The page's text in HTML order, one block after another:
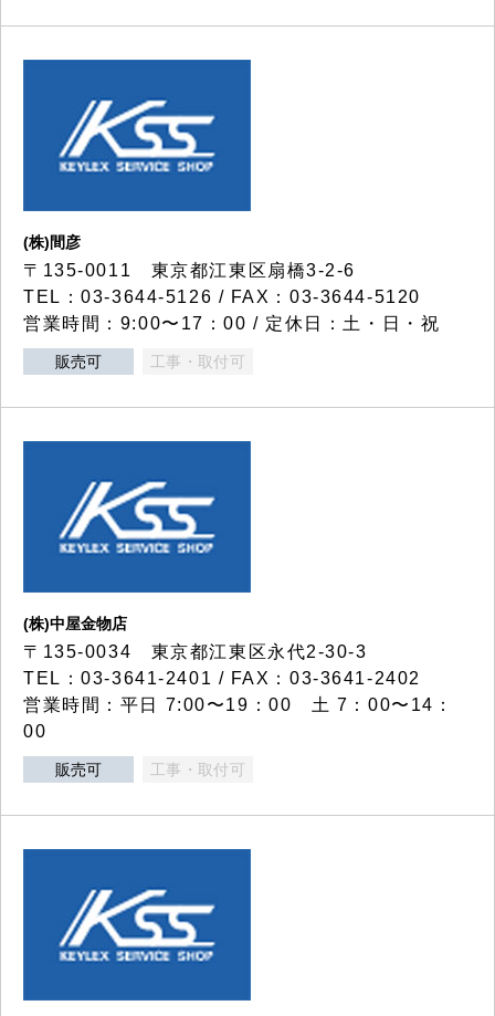
(株)間彦
〒135-0011 東京都江東区扇橋3-2-6
TEL：03-3644-5126 / FAX：03-3644-5120
営業時間：9:00〜17：00 / 定休日：土・日・祝
販売可 工事・取付可
(株)中屋金物店
〒135-0034 東京都江東区永代2-30-3
TEL：03-3641-2401 / FAX：03-3641-2402
営業時間：平日 7:00〜19：00 土 7：00〜14：
00
販売可 工事・取付可